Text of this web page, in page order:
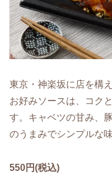
東京・神楽坂に店を構
お好みソースは、コク
す。キャベツの甘み、
のうまみでシンプルな
550円(税込)